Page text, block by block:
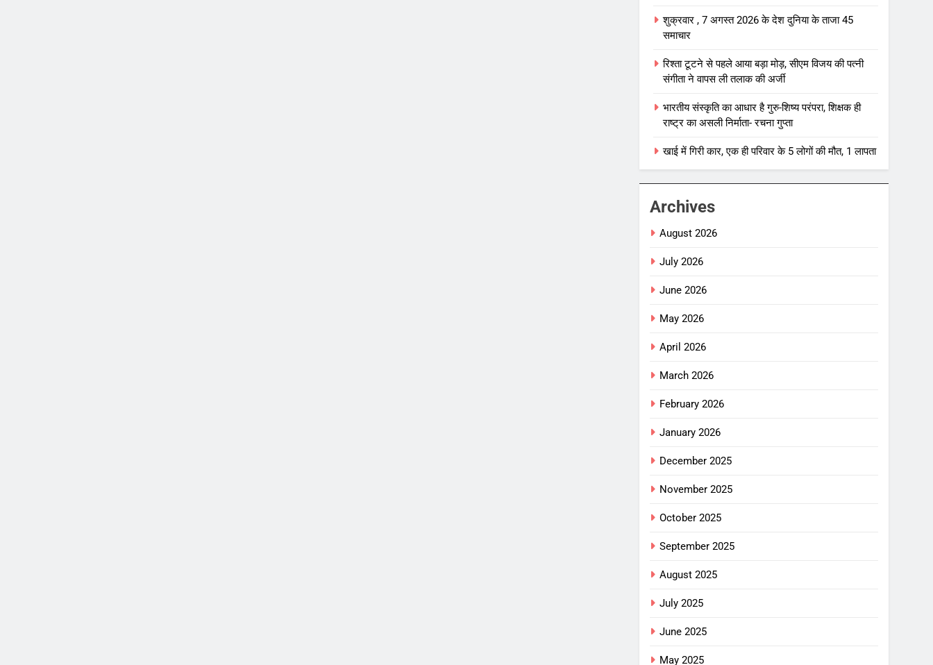
शुक्रवार , 7 अगस्त 2026 के देश दुनिया के ताजा 45
समाचार
रिश्ता टूटने से पहले आया बड़ा मोड़, सीएम विजय की पत्नी
संगीता ने वापस ली तलाक की अर्जी
भारतीय संस्कृति का आधार है गुरु-शिष्य परंपरा, शिक्षक ही
राष्ट्र का असली निर्माता- रचना गुप्ता
खाई में गिरी कार, एक ही परिवार के 5 लोगों की मौत, 1 लापता
Archives
August 2026
July 2026
June 2026
May 2026
April 2026
March 2026
February 2026
January 2026
December 2025
November 2025
October 2025
September 2025
August 2025
July 2025
June 2025
May 2025